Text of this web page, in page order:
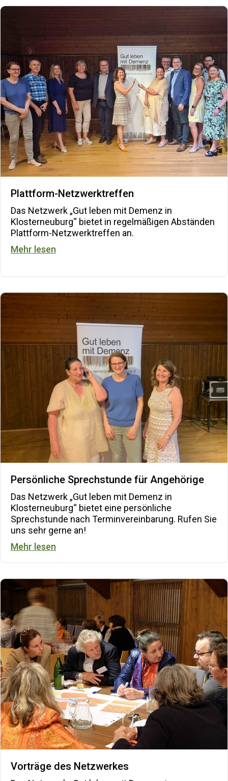
Plattform-Netzwerktreffen
Das Netzwerk „Gut leben mit Demenz in
Klosterneuburg“ bietet in regelmäßigen Abständen
Plattform-Netzwerktreffen an.
Mehr lesen
Persönliche Sprechstunde für Angehörige
Das Netzwerk „Gut leben mit Demenz in
Klosterneuburg“ bietet eine persönliche
Sprechstunde nach Terminvereinbarung. Rufen Sie
uns sehr gerne an!
Mehr lesen
Vorträge des Netzwerkes